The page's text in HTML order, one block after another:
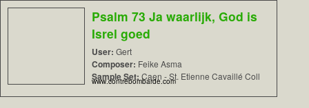
Psalm 73 Ja waarlijk, God is
Isrel goed
User: Gert
Composer: Feike Asma
Sample Set: Caen - St. Etienne Cavaillé Coll
www.contrebombarde.com